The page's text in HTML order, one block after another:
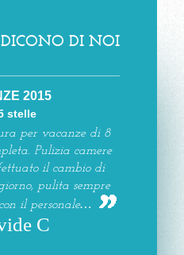
DICONO DI NOI
2015
stelle
per vacanze di 8
Pulizia camere
il cambio di
pulita sempre
il personale…
C